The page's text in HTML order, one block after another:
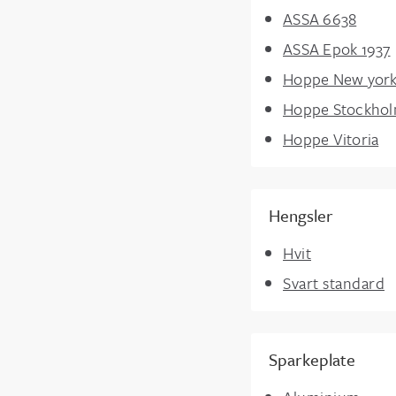
ASSA 6638
ASSA Epok 1937
Hoppe New
Hoppe
Hoppe Vitoria
Hengsler
Hvit
Svart standard
Sparkeplate